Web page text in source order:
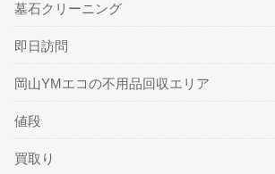
墓石クリーニング
即日訪問
岡山YMエコの不用品回収エリア
値段
買取り